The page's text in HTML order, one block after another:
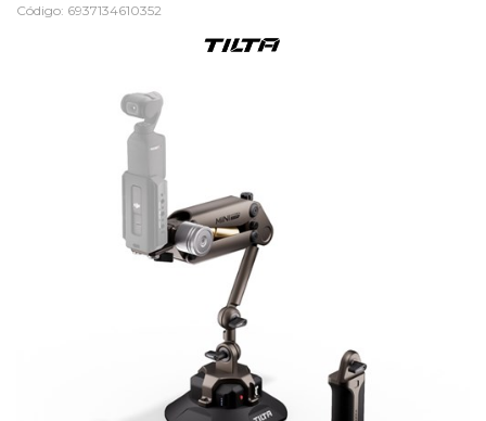
Código: 6937134610352